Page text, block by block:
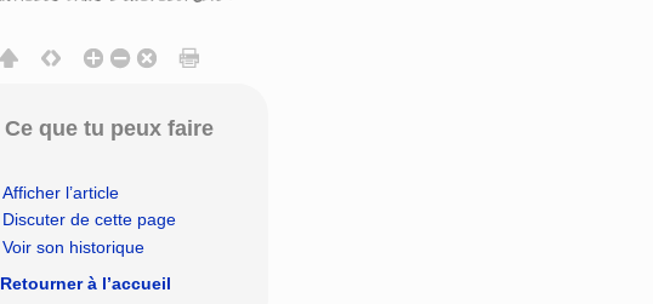
Ce que tu peux faire
Afficher l’article
Discuter de cette page
Voir son historique
Retourner à l’accueil